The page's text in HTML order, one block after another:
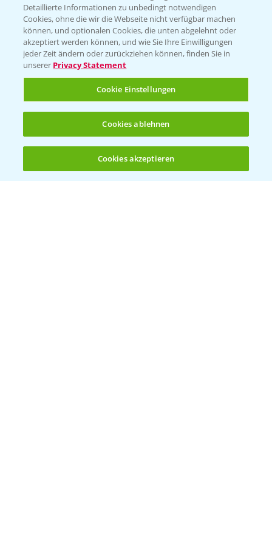
1:06
Rapsblütenbehandlung mit Propulse
16.04.2025
(noch 4)
Detaillierte Informationen zu unbedingt notwendigen
Cookies, ohne die wir die Webseite nicht verfügbar machen
können, und optionalen Cookies, die unten abgelehnt oder
akzeptiert werden können, und wie Sie Ihre Einwilligungen
jeder Zeit ändern oder zurückziehen können, finden Sie in
unserer Privacy Statement
Cookie Einstellungen
Cookies ablehnen
Cookies akzeptieren